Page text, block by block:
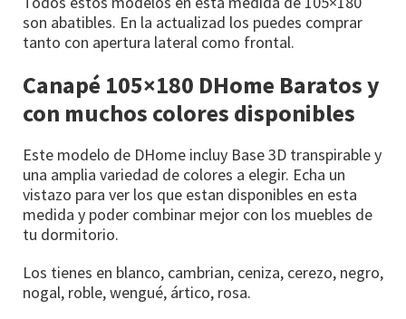
son abatibles. En la actualizad los puedes comprar
tanto con apertura lateral como frontal.
Canapé 105×180 DHome Baratos y
con muchos colores disponibles
Este modelo de DHome incluy Base 3D transpirable y
una amplia variedad de colores a elegir. Echa un
vistazo para ver los que estan disponibles en esta
medida y poder combinar mejor con los muebles de
tu dormitorio.
Los tienes en blanco, cambrian, ceniza, cerezo, negro,
nogal, roble, wengué, ártico, rosa.